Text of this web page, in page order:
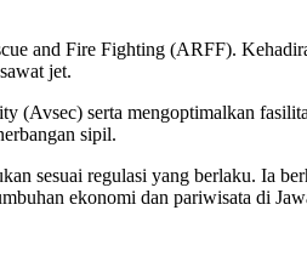
and Fire Fighting (ARFF).
jet.
serta mengoptimalkan
sipil.
sesuai regulasi yang berlaku. Ia
ekonomi dan pariwisata di